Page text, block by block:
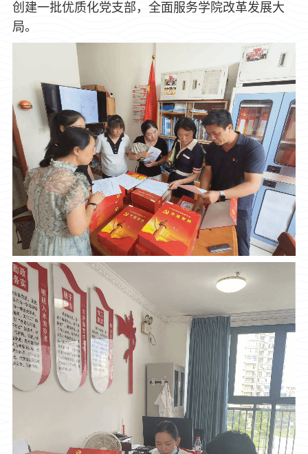
创建一批优质化党支部，全面服务学院改革发展大
局。